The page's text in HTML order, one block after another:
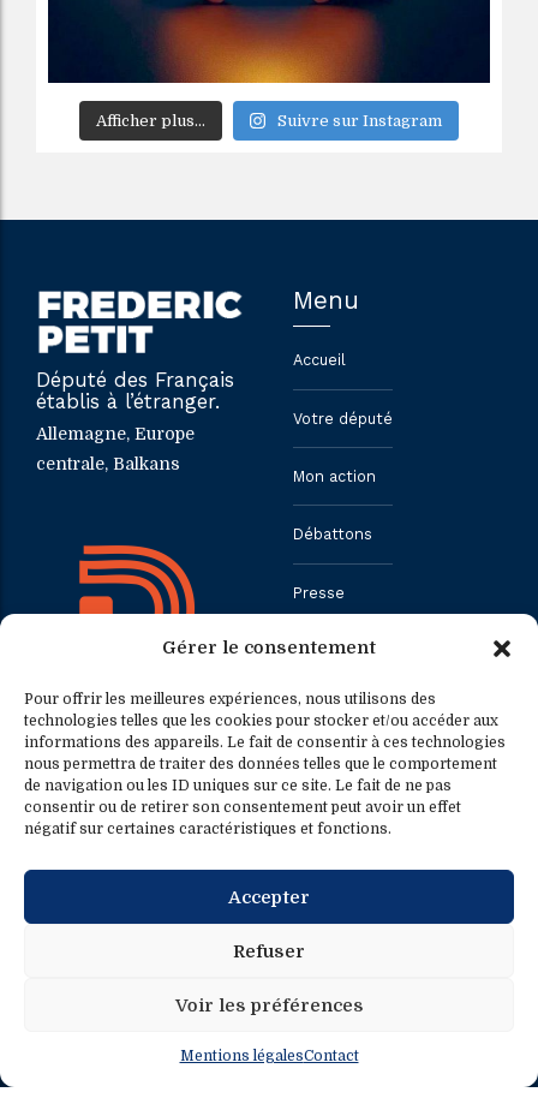
Gérer le consentement
Pour offrir les meilleures expériences, nous utilisons des
technologies telles que les cookies pour stocker et/ou accéder aux
informations des appareils. Le fait de consentir à ces technologies
nous permettra de traiter des données telles que le comportement
de navigation ou les ID uniques sur ce site. Le fait de ne pas
consentir ou de retirer son consentement peut avoir un effet
négatif sur certaines caractéristiques et fonctions.
Accepter
Refuser
Voir les préférences
Mentions légalesContact
Afficher plus... Suivre sur Instagram
Député des Français
établis à l’étranger.
Allemagne, Europe
centrale, Balkans
Menu
Accueil
Votre député
Mon action
Débattons
Presse
Contact
Contact
0033.1.40.63.75.31
Contact presse
presse@fredericpetit.eu